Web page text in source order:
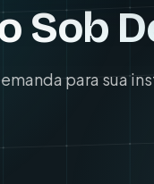
Sob
para sua